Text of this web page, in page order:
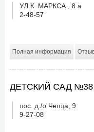
УЛ К. МАРКСА , 8 а
2-48-57
Полная информация
ДЕТСКИЙ САД №38
пос. д./о Чепца, 9
9-27-08